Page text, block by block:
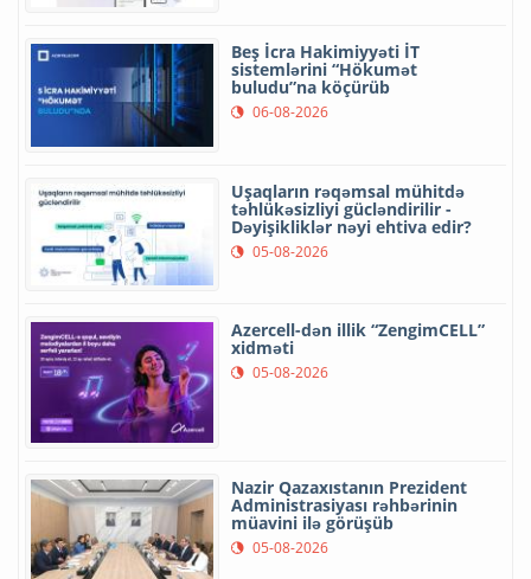
Beş İcra Hakimiyyəti İT
sistemlərini “Hökumət
buludu”na köçürüb
06-08-2026
Uşaqların rəqəmsal mühitdə
təhlükəsizliyi gücləndirilir -
Dəyişikliklər nəyi ehtiva edir?
05-08-2026
Azercell-dən illik “ZengimCELL”
xidməti
05-08-2026
Nazir Qazaxıstanın Prezident
Administrasiyası rəhbərinin
müavini ilə görüşüb
05-08-2026